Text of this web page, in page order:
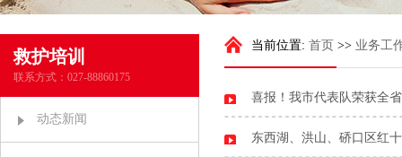
救护培训
联系方式：027-88860175
动态新闻
当前位置: 首页 >> 业务工
喜报！我市代表队荣获全
东西湖、洪山、硚口区红